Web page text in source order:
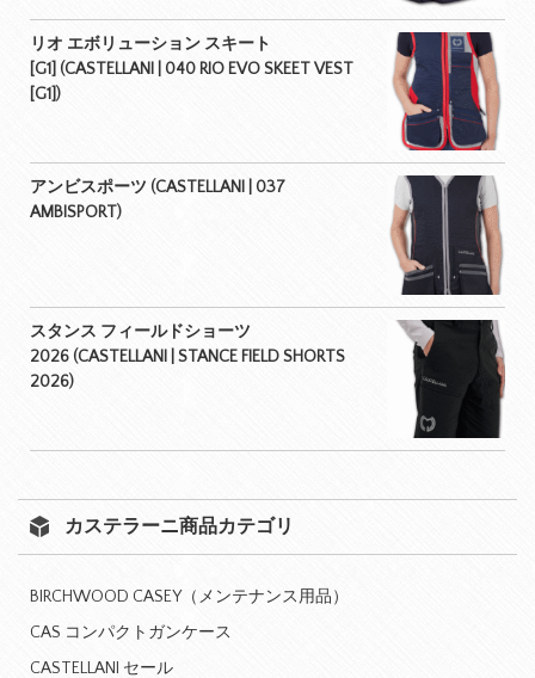
リオ エボリューション スキート
[G1] (CASTELLANI | 040 RIO EVO SKEET VEST
[G1])
アンビスポーツ (CASTELLANI | 037
AMBISPORT)
スタンス フィールドショーツ
2026 (CASTELLANI | STANCE FIELD SHORTS
2026)
カステラーニ商品カテゴリ
BIRCHWOOD CASEY（メンテナンス用品）
CAS コンパクトガンケース
CASTELLANI セール